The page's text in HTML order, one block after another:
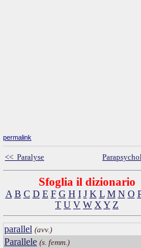
permalink
<< Paralyse
Sfoglia il dizionario
A B C D E F G H I J K L M N O
T U V W X Y Z
parallel (avv.)
Parallele (s. femm.)